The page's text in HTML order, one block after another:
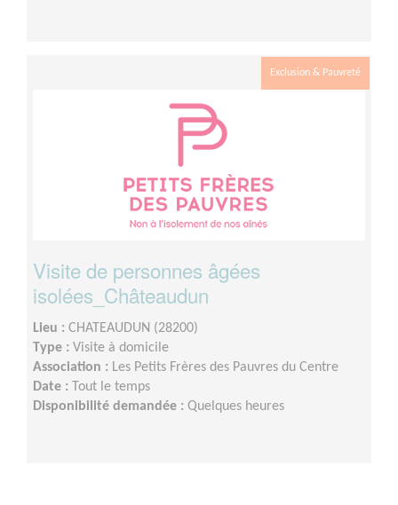
Exclusion & Pauvreté
Visite de personnes âgées
isolées_Châteaudun
Lieu : CHATEAUDUN (28200)
Type : Visite à domicile
Association : Les Petits Frères des Pauvres du Centre
Date : Tout le temps
Disponibilité demandée : Quelques heures